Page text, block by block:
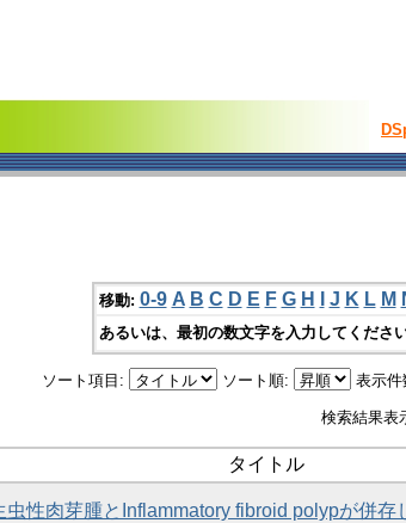
移動: 0-9 A B C D E F G H J K L M
あるいは、最初の数文字を入力してくださ
ソート項目: ソート順: 表示件
検索結果表
タイトル
虫性肉芽腫とInflammatory fibroid polypが併存